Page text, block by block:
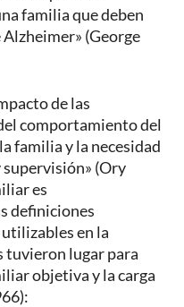
familia que deben
(George
de las
comportamiento del
familia y la necesidad
supervisión» (Ory
es
definiciones
en la
tuvieron lugar para
objetiva y la carga